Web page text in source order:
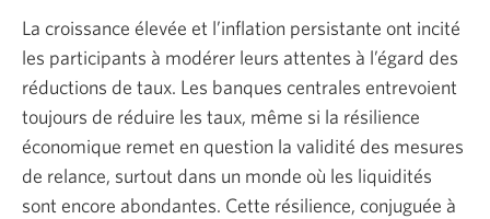
La croissance élevée et l’inflation persistante ont incité
les participants à modérer leurs attentes à l’égard des
réductions de taux. Les banques centrales entrevoient
toujours de réduire les taux, même si la résilience
économique remet en question la validité des mesures
de relance, surtout dans un monde où les liquidités
sont encore abondantes. Cette résilience, conjuguée à